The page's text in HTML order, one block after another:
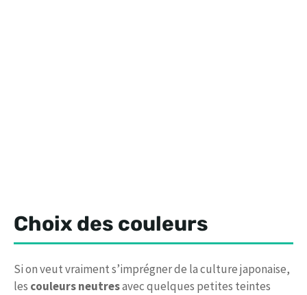
Choix des couleurs
Si on veut vraiment s’imprégner de la culture japonaise,
les couleurs neutresavec quelques petites teintes